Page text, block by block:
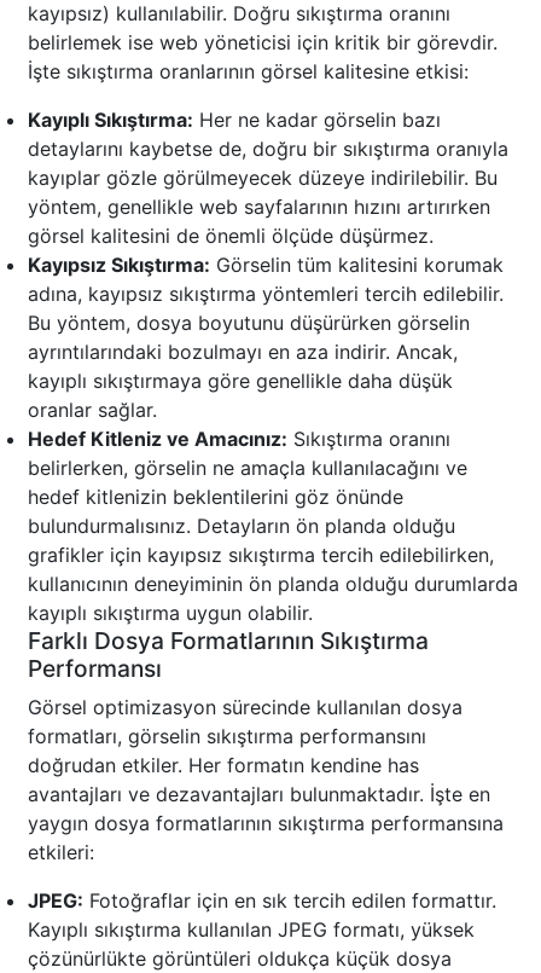
kayıpsız) kullanılabilir. Doğru sıkıştırma oranını
belirlemek ise web yöneticisi için kritik bir görevdir.
İşte sıkıştırma oranlarının görsel kalitesine etkisi:
Kayıplı Sıkıştırma: Her ne kadar görselin bazı
detaylarını kaybetse de, doğru bir sıkıştırma oranıyla
kayıplar gözle görülmeyecek düzeye indirilebilir. Bu
yöntem, genellikle web sayfalarının hızını artırırken
görsel kalitesini de önemli ölçüde düşürmez.
Kayıpsız Sıkıştırma: Görselin tüm kalitesini korumak
adına, kayıpsız sıkıştırma yöntemleri tercih edilebilir.
Bu yöntem, dosya boyutunu düşürürken görselin
ayrıntılarındaki bozulmayı en aza indirir. Ancak,
kayıplı sıkıştırmaya göre genellikle daha düşük
oranlar sağlar.
Hedef Kitleniz ve Amacınız: Sıkıştırma oranını
belirlerken, görselin ne amaçla kullanılacağını ve
hedef kitlenizin beklentilerini göz önünde
bulundurmalısınız. Detayların ön planda olduğu
grafikler için kayıpsız sıkıştırma tercih edilebilirken,
kullanıcının deneyiminin ön planda olduğu durumlarda
kayıplı sıkıştırma uygun olabilir.
Farklı Dosya Formatlarının Sıkıştırma
Performansı
Görsel optimizasyon sürecinde kullanılan dosya
formatları, görselin sıkıştırma performansını
doğrudan etkiler. Her formatın kendine has
avantajları ve dezavantajları bulunmaktadır. İşte en
yaygın dosya formatlarının sıkıştırma performansına
etkileri:
JPEG: Fotoğraflar için en sık tercih edilen formattır.
Kayıplı sıkıştırma kullanılan JPEG formatı, yüksek
çözünürlükte görüntüleri oldukça küçük dosya